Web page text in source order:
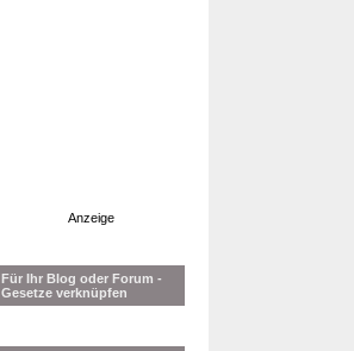
Anzeige
Für Ihr Blog oder Forum -
Gesetze verknüpfen